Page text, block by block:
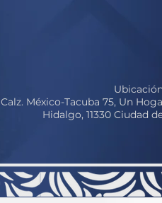
Calz. México-Tacuba 75, Un
Hidalgo, 11330 Ciudad